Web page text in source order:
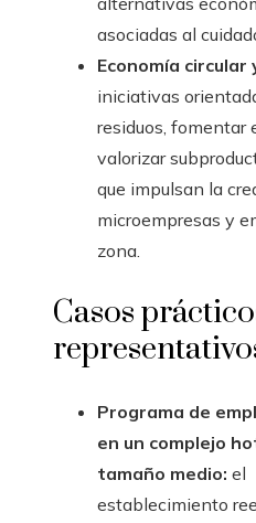
asociadas al
Economía circular
iniciativas
residuos, fomentar
valorizar
que impulsan la
microempresas y
zona.
Casos
Programa de
en un complejo
tamaño medio: el
establecimiento